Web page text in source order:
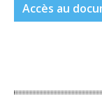
Accès au